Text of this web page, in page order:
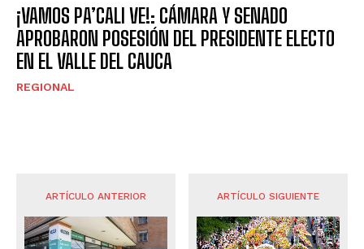
¡VAMOS PA’CALI VE!: CÁMARA Y SENADO
APROBARON POSESIÓN DEL PRESIDENTE ELECTO
EN EL VALLE DEL CAUCA
REGIONAL
ARTÍCULO ANTERIOR ARTÍCULO SIGUIENTE